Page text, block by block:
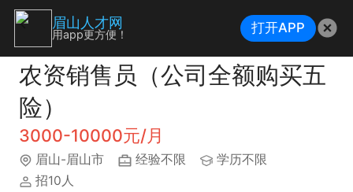
农资销售员（公司全额购买五
险）
3000-10000元/月
眉山-眉山市 经验不限
学历不限
招10人
眉山人才网
用app更方便！ 打开APP